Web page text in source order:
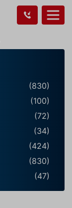
(830)
(100)
(72)
(34)
(424)
(830)
(47)